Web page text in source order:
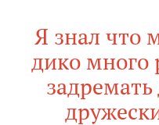
Я знал что
дико много